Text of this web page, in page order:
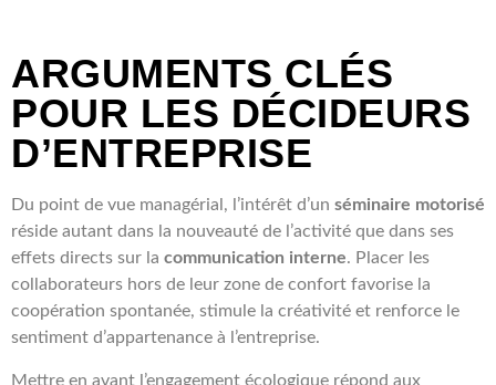
ARGUMENTS CLÉS
POUR LES DÉCIDEURS
D’ENTREPRISE
Du point de vue managérial, l’intérêt d’un séminaire motorisé
réside autant dans la nouveauté de l’activité que dans ses
effets directs sur la communication interne. Placer les
collaborateurs hors de leur zone de confort favorise la
coopération spontanée, stimule la créativité et renforce le
sentiment d’appartenance à l’entreprise.
Mettre en avant l’engagement écologique répond aux